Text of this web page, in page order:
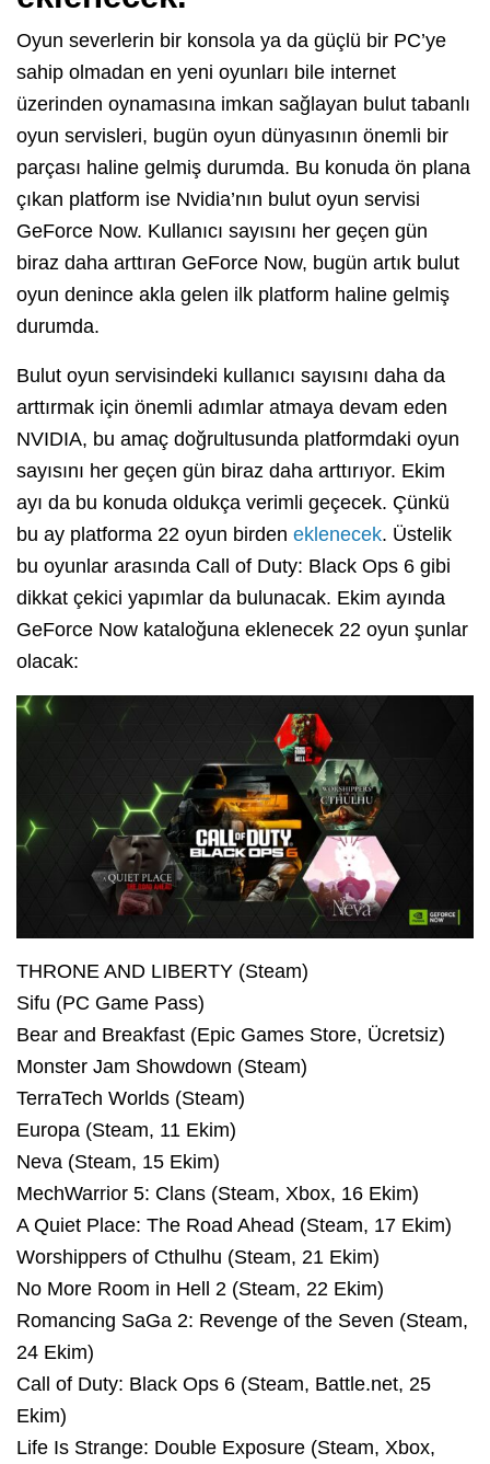
Oyun severlerin bir konsola ya da güçlü bir PC’ye
sahip olmadan en yeni oyunları bile internet
üzerinden oynamasına imkan sağlayan bulut tabanlı
oyun servisleri, bugün oyun dünyasının önemli bir
parçası haline gelmiş durumda. Bu konuda ön plana
çıkan platform ise Nvidia’nın bulut oyun servisi
GeForce Now. Kullanıcı sayısını her geçen gün
biraz daha arttıran GeForce Now, bugün artık bulut
oyun denince akla gelen ilk platform haline gelmiş
durumda.
Bulut oyun servisindeki kullanıcı sayısını daha da
arttırmak için önemli adımlar atmaya devam eden
NVIDIA, bu amaç doğrultusunda platformdaki oyun
sayısını her geçen gün biraz daha arttırıyor. Ekim
ayı da bu konuda oldukça verimli geçecek. Çünkü
bu ay platforma 22 oyun birden eklenecek. Üstelik
bu oyunlar arasında Call of Duty: Black Ops 6 gibi
dikkat çekici yapımlar da bulunacak. Ekim ayında
GeForce Now kataloğuna eklenecek 22 oyun şunlar
olacak:
THRONE AND LIBERTY (Steam)
Sifu (PC Game Pass)
Bear and Breakfast (Epic Games Store, Ücretsiz)
Monster Jam Showdown (Steam)
TerraTech Worlds (Steam)
Europa (Steam, 11 Ekim)
Neva (Steam, 15 Ekim)
MechWarrior 5: Clans (Steam, Xbox, 16 Ekim)
A Quiet Place: The Road Ahead (Steam, 17 Ekim)
Worshippers of Cthulhu (Steam, 21 Ekim)
No More Room in Hell 2 (Steam, 22 Ekim)
Romancing SaGa 2: Revenge of the Seven (Steam,
24 Ekim)
Call of Duty: Black Ops 6 (Steam, Battle.net, 25
Ekim)
Life Is Strange: Double Exposure (Steam, Xbox,